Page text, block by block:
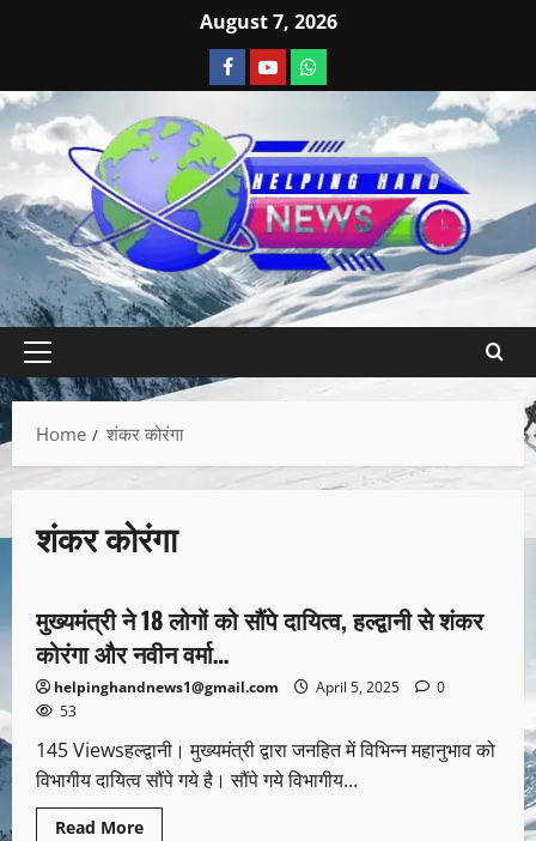
August 7, 2026
Home शंकर कोरंगा
शंकर कोरंगा
1 minute read
उत्तराखण्ड
मुख्यमंत्री ने 18 लोगों को सौंपे दायित्व, हल्द्वानी से शंकर
कोरंगा और नवीन वर्मा…
helpinghandnews1@gmail.com April 5, 2025
0
53
145 Viewsहल्द्वानी। मुख्यमंत्री द्वारा जनहित में विभिन्न महानुभाव को
विभागीय दायित्व सौंपे गये है। सौंपे गये विभागीय...
Read More